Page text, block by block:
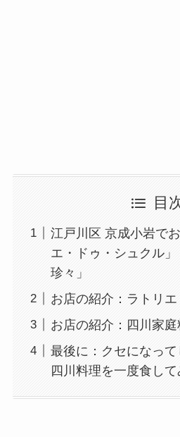
目
江戸川区 京成小岩で
エ・ドゥ・シュクル
珍々」
お店の紹介：ラトリ
お店の紹介：四川家庭
最後に：クセになっ
四川料理を一度食して